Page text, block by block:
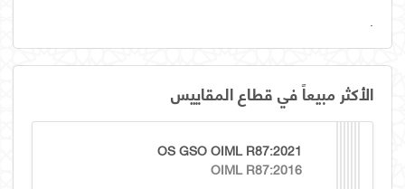
.
الأكثر مبيعاً في قطاع المقاييس
OS GSO OIML R87:2021
OIML R87:2016